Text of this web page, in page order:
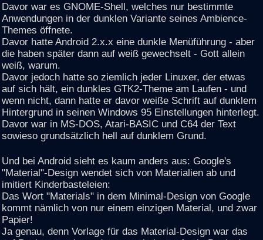
Davor war es GNOME-Shell, welches nur bestimmte
Anwendungen in der dunklen Variante seines Ambience-
Themes öffnete.
Davor hatte Android 2.x.x eine dunkle Menüführung - aber
die haben später dann auf weiß gewechselt - Gott allein
weiß, warum.
Davor jedoch hatte so ziemlich jeder Linuxer, der etwas
auf sich hält, ein dunkles GTK2-Theme am Laufen - und
wenn nicht, dann hatte er davor weiße Schrift auf dunklem
Hintergrund in seinen Windows 95 Einstellungen hinterlegt.
Davor war in MS-DOS, Atari-BASIC und C64 der Text
sowieso grundsätzlich hell auf dunklem Grund.
Und bei Android sieht es kaum anders aus: Google's
"Material"-Design wendet sich von Materialien ab und
imitiert Kinderbasteleien:
Das Wort "Materials" in dem Minimal-Design von Google
kommt nämlich von nur einem einzigen Material, und zwar
Papier!
Ja genau, denn Vorlage für das Material-Design war das